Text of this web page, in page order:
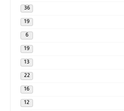
36
19
6
19
13
22
16
12